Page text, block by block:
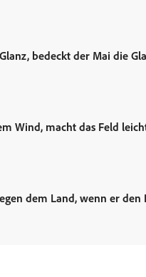
bedeckt der Mai die
Wind, macht das Feld
dem Land, wenn er den